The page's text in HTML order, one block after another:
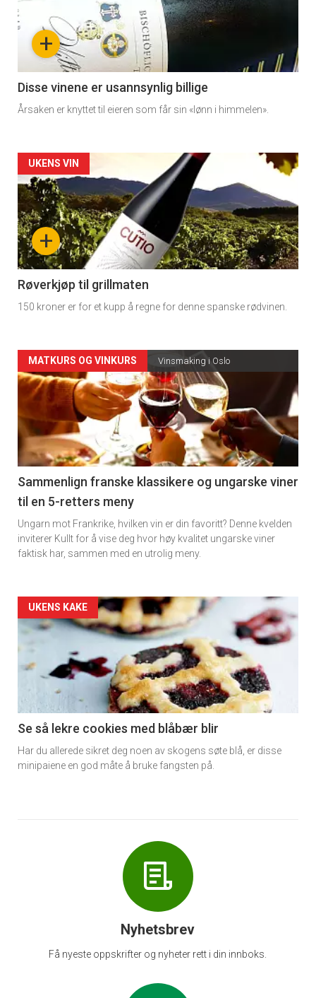
nå
3
+
Disse vinene er usannsynlig billige
Årsaken er knyttet til eieren som får sin «lønn i himmelen».
Forsiden
akkurat
nå
-
4
+
UKENS VIN
Røverkjøp til grillmaten
150 kroner er for et kupp å regne for denne spanske rødvinen.
Forsiden
akkurat
nå
-
5
MATKURS OG VINKURS Vinsmaking i Oslo
Sammenlign franske klassikere og ungarske viner
til en 5-retters meny
Ungarn mot Frankrike, hvilken vin er din favoritt? Denne kvelden
inviterer Kullt for å vise deg hvor høy kvalitet ungarske viner
faktisk har, sammen med en utrolig meny.
Forsiden
akkurat
nå
6
UKENS KAKE
Se så lekre cookies med blåbær blir
Har du allerede sikret deg noen av skogens søte blå, er disse
minipaiene en god måte å bruke fangsten på.
Nyhetsbrev
Få nyeste oppskrifter og nyheter rett i din innboks.